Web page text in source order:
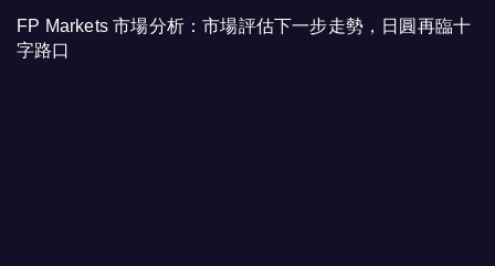
FP Markets 市場分析：市場評估下一步走勢，日圓再臨十
字路口